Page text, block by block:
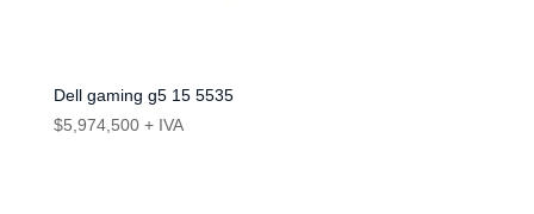
Dell gaming g5 15 5535
$5,974,500 + IVA